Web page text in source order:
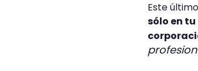
Este
sólo en